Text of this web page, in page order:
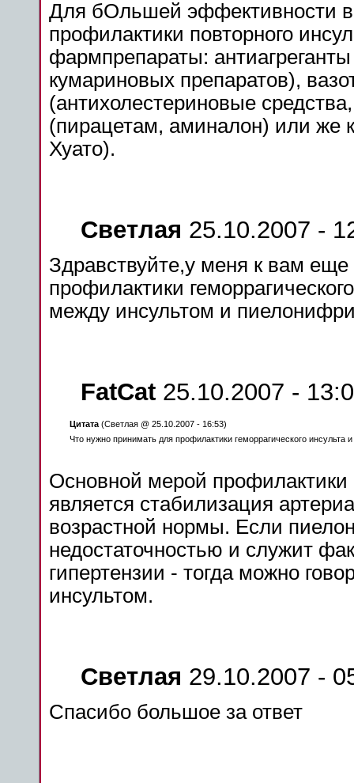
Для бОльшей эффективности
профилактики повторного
фармпрепараты:
кумариновых препаратов),
(антихолестериновые средства
(пирацетам, аминалон) или же
Хуато).
Светлая 25.10.2007 -
Здравствуйте,у меня к вам еще
профилактики геморрагического
между инсультом и
FatCat 25.10.2007 -
Цитата(Светлая @ 25.10.2007 - 16:53)
Что нужно принимать для профилактики геморрагического инсультаи
Основной мерой профилактики
является стабилизация
возрастной нормы. Если
недостаточностью и служит
гипертензии - тогда можно
инсультом.
Светлая 29.10.2007 -
Спасибо большое за ответ